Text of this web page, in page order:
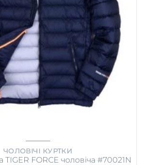
ЧОЛОВІЧІ КУРТКИ
FORCE чоловіча #70021N